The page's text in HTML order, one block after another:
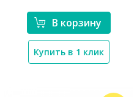
В корзину
Купить в 1 клик